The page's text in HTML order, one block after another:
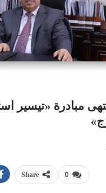
مبادرة «تيسير
0
Share